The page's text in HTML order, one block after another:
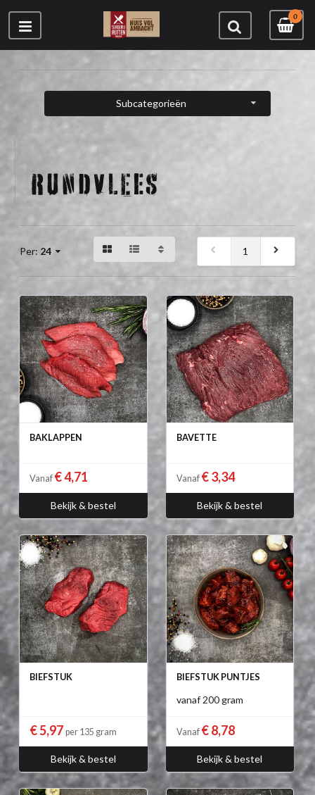
0
Subcategorieën
RUNDVLEES
Per: 24 1
BAKLAPPEN
Vanaf € 4,71
Bekijk & bestel
BAVETTE
Vanaf € 3,34
Bekijk & bestel
BIEFSTUK
€ 5,97 per 135 gram
Bekijk & bestel
BIEFSTUK PUNTJES
vanaf 200 gram
Vanaf € 8,78
Bekijk & bestel